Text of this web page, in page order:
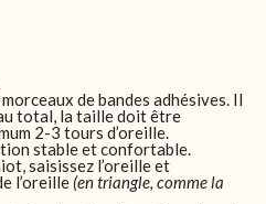
de bandes adhésives. Il
total, la taille doit être
2-3 tours d’oreille.
stable et confortable.
saisissez l’oreille et
l’oreille (en triangle, comme la